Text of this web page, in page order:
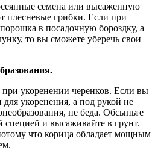
семена или высаженную
плесневые грибки. Если при
в посадочную бороздку, а
то вы сможете уберечь свои
укоренении черенков. Если вы
укоренения, а под рукой не
не беда. Обсыпьте
и высаживайте в грунт.
что корица обладает мощным